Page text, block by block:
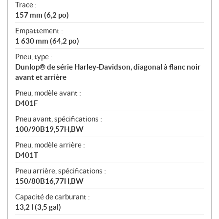
Trace :
157 mm (6,2 po)
Empattement :
1 630 mm (64,2 po)
Pneu, type :
Dunlop® de série Harley-Davidson, diagonal à flanc noir
avant et arrière
Pneu, modèle avant :
D401F
Pneu avant, spécifications :
100/90B19,57H,BW
Pneu, modèle arrière :
D401T
Pneu arrière, spécifications :
150/80B16,77H,BW
Capacité de carburant :
13,2 l (3,5 gal)